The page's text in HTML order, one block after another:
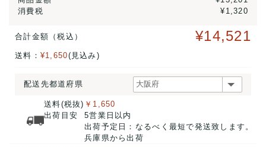
消費税
¥1,320
合計金額（税込） ¥14,521
送料： ¥1,650(見込み)
配送先都道府県
送料(税抜)
出荷目安
￥1,650
5営業日以内
出荷予定日：なるべく最短で発送致します。
兵庫県から出荷